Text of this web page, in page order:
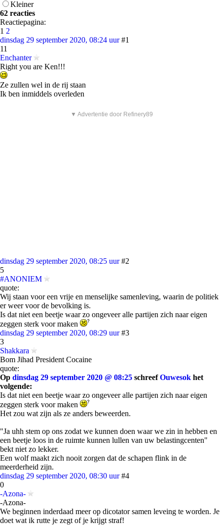
Kleiner
62 reacties
Reactiepagina:
1 2
dinsdag 29 september 2020, 08:24 uur #1
11
Enchanter
Right you are Ken!!!
Ze zullen wel in de rij staan
Ik ben inmiddels overleden
▼ Advertentie door Refinery89
dinsdag 29 september 2020, 08:25 uur #2
5
#ANONIEM
quote:
Wij staan voor een vrije en menselijke samenleving, waarin de politiek
er weer voor de bevolking is.
Is dat niet een beetje waar zo ongeveer alle partijen zich naar eigen
zeggen sterk voor maken
dinsdag 29 september 2020, 08:29 uur #3
3
Shakkara
Bom Jihad President Cocaine
quote:
Op dinsdag 29 september 2020 @ 08:25 schreefOuwesok het
volgende:
Is dat niet een beetje waar zo ongeveer alle partijen zich naar eigen
zeggen sterk voor maken
Het zou wat zijn als ze anders beweerden.
"Ja uhh stem op ons zodat we kunnen doen waar we zin in hebben en
een beetje loos in de ruimte kunnen lullen van uw belastingcenten"
bekt niet zo lekker.
Een wolf maakt zich nooit zorgen dat de schapen flink in de
meerderheid zijn.
dinsdag 29 september 2020, 08:30 uur #4
0
-Azona-
-Azona-
We beginnen inderdaad meer op dicotator samen leveing te worden. Je
doet wat ik rutte je zegt of je krijgt straf!